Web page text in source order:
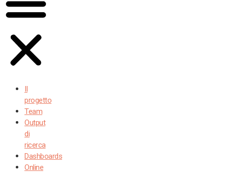
Il
progetto
Team
Output
di
ricerca
Dashboards
Online